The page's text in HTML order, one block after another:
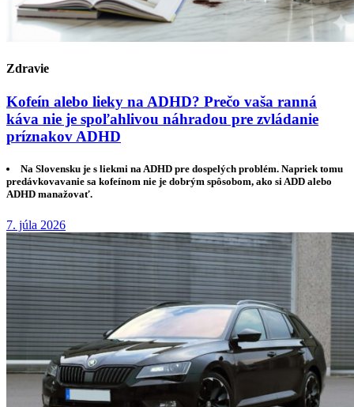
Zdravie
Kofeín alebo lieky na ADHD? Prečo vaša ranná
káva nie je spoľahlivou náhradou pre zvládanie
príznakov ADHD
Na Slovensku je s liekmi na ADHD pre dospelých problém. Napriek tomu
predávkovavanie sa kofeínom nie je dobrým spôsobom, ako si ADD alebo
ADHD manažovať.
7. júla 2026